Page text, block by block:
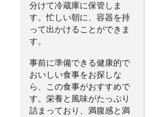
分けて冷蔵庫に保管しま
す。忙しい朝に、容器を持
って出かけることができま
す。
事前に準備できる健康的で
おいしい食事をお探しな
ら、この食事がおすすめで
す。栄養と風味がたっぷり
詰まっており、満腹感と満